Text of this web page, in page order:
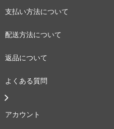
支払い方法について
配送方法について
返品について
よくある質問
アカウント